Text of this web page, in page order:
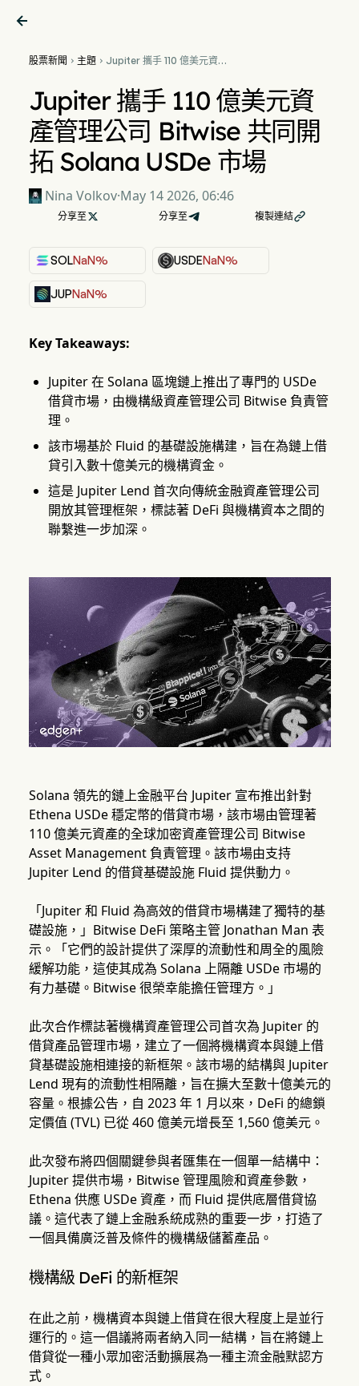

股票新聞  主題 Jupiter 攜手 110 億美元資產
Solana USDe 市場
Jupiter 攜手 110 億美元資
產管理公司 Bitwise 共同開
拓 Solana USDe 市場
Nina Volkov·May 14 2026, 06:46
分享至  分享至 複製連結
SOLNaN% USDENaN%
JUPNaN%
Key Takeaways:
Jupiter 在 Solana 區塊鏈上推出了專門的 USDe
借貸市場，由機構級資產管理公司 Bitwise 負責管
理。
該市場基於 Fluid 的基礎設施構建，旨在為鏈上借
貸引入數十億美元的機構資金。
這是 Jupiter Lend 首次向傳統金融資產管理公司
開放其管理框架，標誌著 DeFi 與機構資本之間的
聯繫進一步加深。
Solana 領先的鏈上金融平台 Jupiter 宣布推出針對
Ethena USDe 穩定幣的借貸市場，該市場由管理著
110 億美元資產的全球加密資產管理公司 Bitwise
Asset Management 負責管理。該市場由支持
Jupiter Lend 的借貸基礎設施 Fluid 提供動力。
「Jupiter 和 Fluid 為高效的借貸市場構建了獨特的基
礎設施，」Bitwise DeFi 策略主管 Jonathan Man 表
示。「它們的設計提供了深厚的流動性和周全的風險
緩解功能，這使其成為 Solana 上隔離 USDe 市場的
有力基礎。Bitwise 很榮幸能擔任管理方。」
此次合作標誌著機構資產管理公司首次為 Jupiter 的
借貸產品管理市場，建立了一個將機構資本與鏈上借
貸基礎設施相連接的新框架。該市場的結構與 Jupiter
Lend 現有的流動性相隔離，旨在擴大至數十億美元的
容量。根據公告，自 2023 年 1 月以來，DeFi 的總鎖
定價值 (TVL) 已從 460 億美元增長至 1,560 億美元。
此次發布將四個關鍵參與者匯集在一個單一結構中：
Jupiter 提供市場，Bitwise 管理風險和資產參數，
Ethena 供應 USDe 資產，而 Fluid 提供底層借貸協
議。這代表了鏈上金融系統成熟的重要一步，打造了
一個具備廣泛普及條件的機構級儲蓄產品。
機構級 DeFi 的新框架
在此之前，機構資本與鏈上借貸在很大程度上是並行
運行的。這一倡議將兩者納入同一結構，旨在將鏈上
借貸從一種小眾加密活動擴展為一種主流金融默認方
式。